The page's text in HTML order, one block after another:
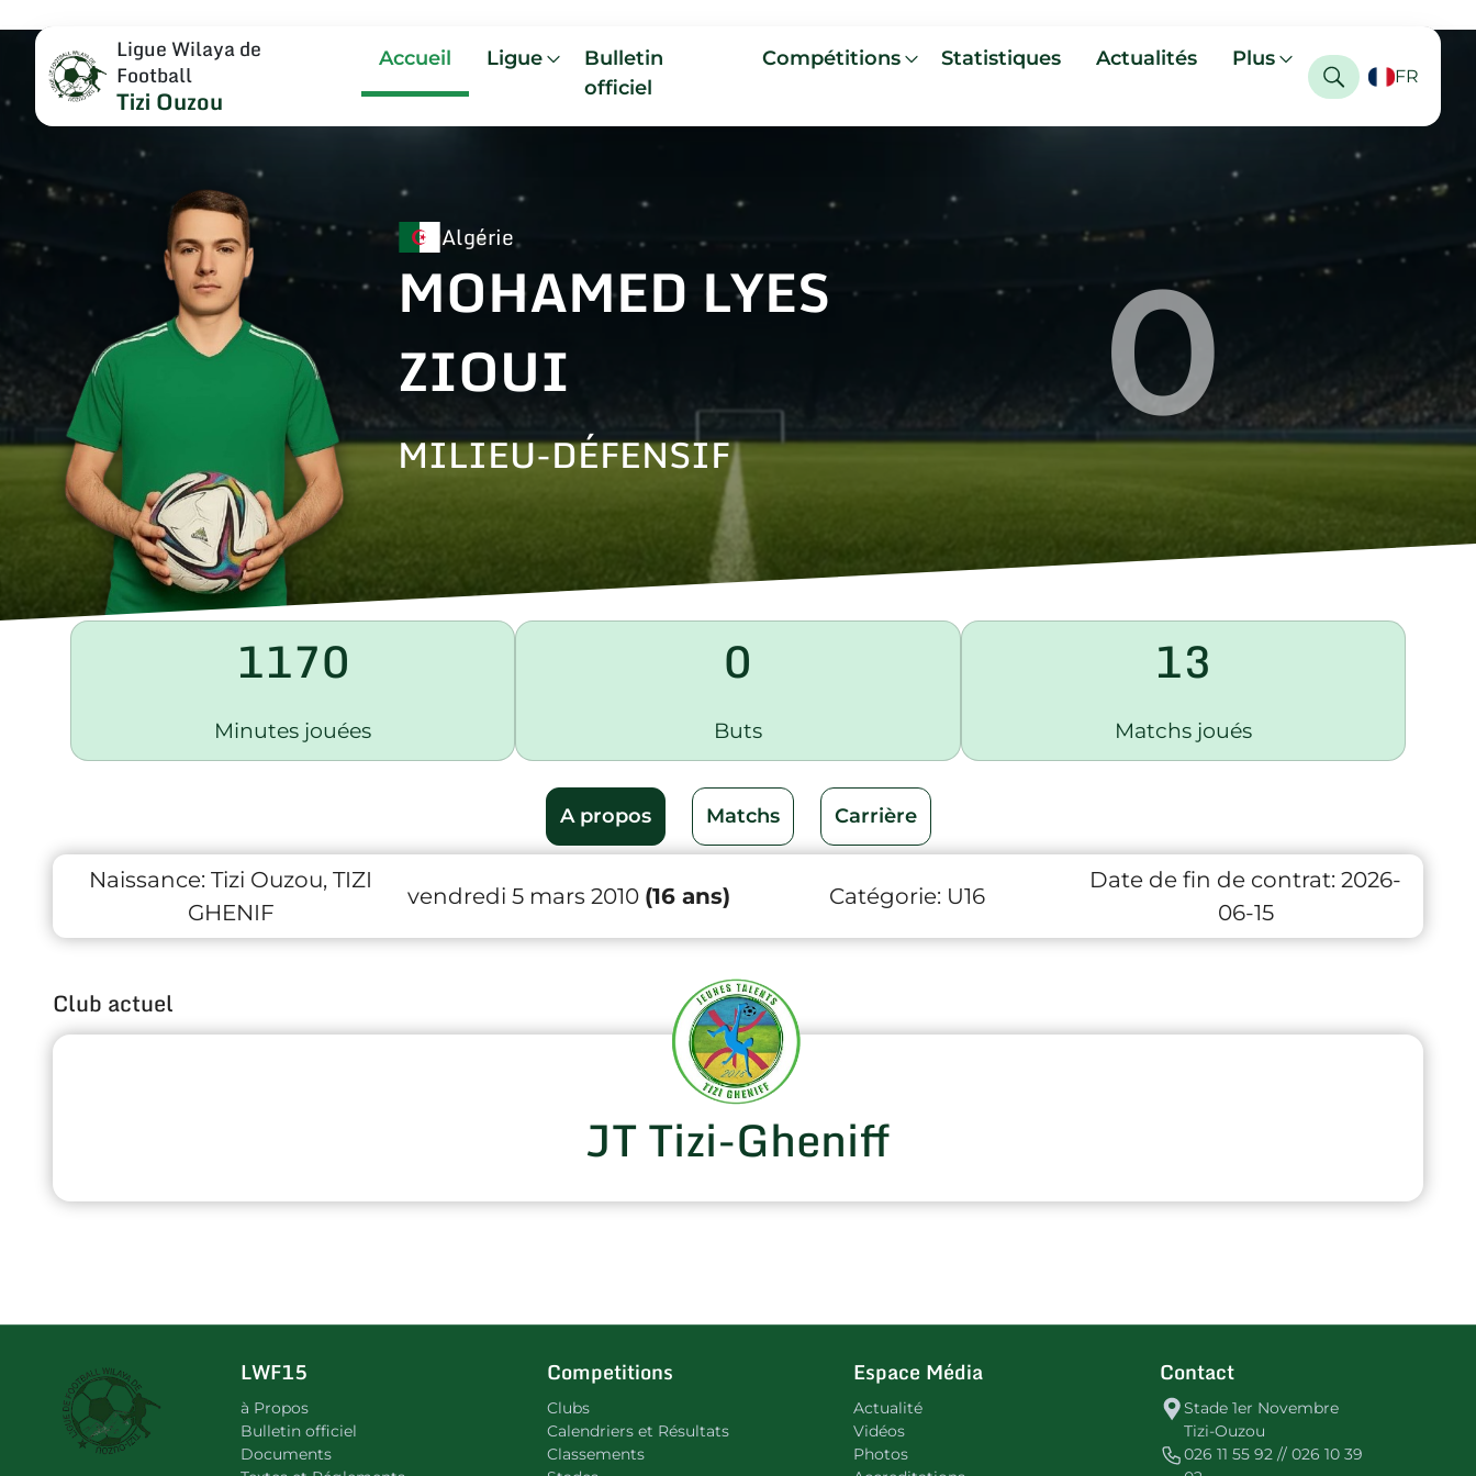
Ligue Wilaya de
Football
Tizi Ouzou
Accueil Ligue
Bulletin
officiel
Compétitions Statistiques Actualités Plus
FR
Algérie
MOHAMED LYES
ZIOUI
MILIEU-DÉFENSIF 0
1170
Minutes jouées
0
Buts
13
Matchs joués
A propos Matchs Carrière
Naissance: Tizi Ouzou, TIZI
GHENIF
vendredi 5 mars 2010 (16 ans) Catégorie: U16
Date de fin de contrat: 2026-
06-15
Club actuel
JT Tizi-Gheniff
LWF15
à Propos
Bulletin officiel
Documents
Competitions
Clubs
Calendriers et Résultats
Classements
Espace Média
Actualité
Vidéos
Photos
Contact
Stade 1er Novembre
Tizi-Ouzou
026 11 55 92 // 026 10 39